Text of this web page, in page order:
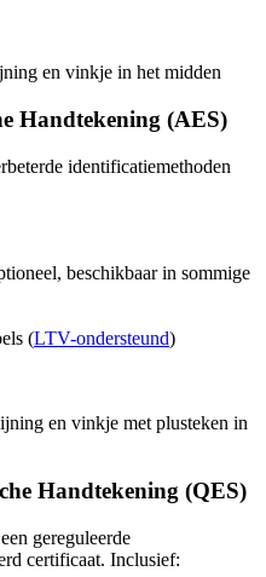
Handtekening (AES)
identificatiemethoden
beschikbaar in sommige
(LTV-ondersteund)
Handtekening (QES)
gereguleerde
certificaat. Inclusief: